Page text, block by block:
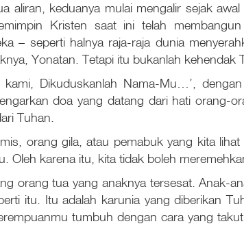
aliran, keduanya mulai mengalir sejak
Kristen saat ini telah
– seperti halnya raja-raja dunia
Yonatan. Tetapi itu bukanlah kehendak
Dikuduskanlah Nama-Mu…’,
doa yang datang dari hati orang-
Tuhan.
orang gila, atau pemabuk yang kita
Oleh karena itu, kita tidak boleh
orang tua yang anaknya tersesat. Anak-
itu. Itu adalah karunia yang diberikan
tumbuh dengan cara yang